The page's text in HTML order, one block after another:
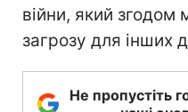
війни, який згодом
загрозу для інших
Не пропустіть